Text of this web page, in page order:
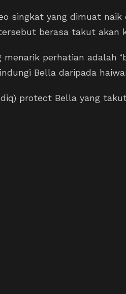
singkat yang dimuat
berasa takut akan
perhatian adalah
Bella daripada
protect Bella yang